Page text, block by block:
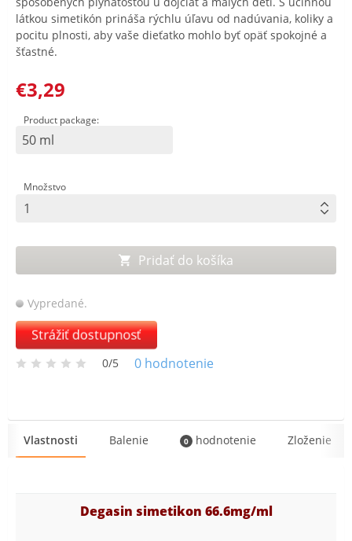
látkou simetikón prináša rýchlu úľavu od nadúvania, koliky a
pocitu plnosti, aby vaše dieťatko mohlo byť opäť spokojné a
šťastné.
€3,29
Product package:
50 ml
Množstvo
Pridať do košíka
Vypredané.
Strážiť dostupnosť
0/5 0 hodnotenie
Vlastnosti Balenie 0 hodnotenie Zloženie
Degasin simetikon 66.6mg/ml